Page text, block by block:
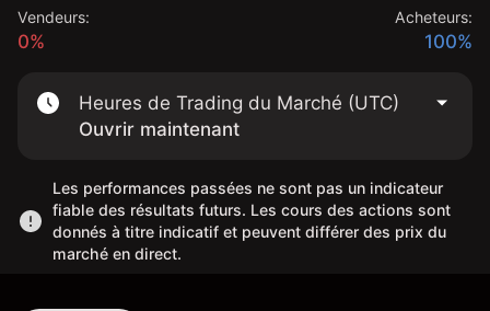
Vendeurs:
0%
Acheteurs:
100%
Heures de Trading du Marché (UTC)
Ouvrir maintenant
Les performances passées ne sont pas un indicateur
fiable des résultats futurs. Les cours des actions sont
donnés à titre indicatif et peuvent différer des prix du
marché en direct.